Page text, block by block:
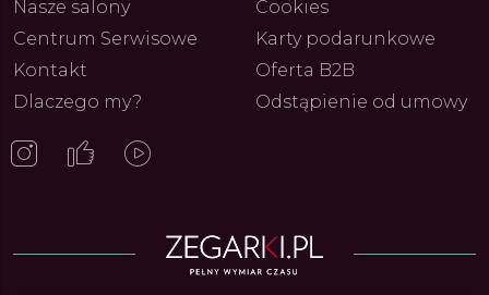
Nasze salony
Centrum Serwisowe
Kontakt
Dlaczego my?
Cookies
Karty podarunkowe
Oferta B2B
Odstąpienie od umowy